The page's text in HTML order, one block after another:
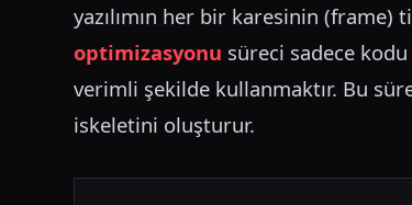
yazılımın her bir karesinin (frame)
optimizasyonu süreci sadece
verimli şekilde kullanmaktır. Bu
iskeletini oluşturur.